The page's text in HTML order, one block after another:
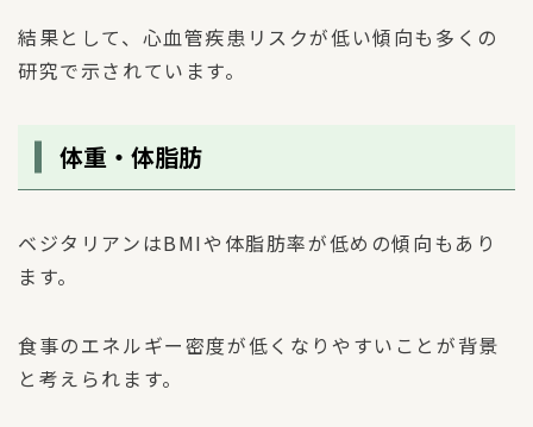
結果として、心血管疾患リスクが低い傾向も多くの
研究で示されています。
体重・体脂肪
ベジタリアンはBMIや体脂肪率が低めの傾向もあり
ます。
食事のエネルギー密度が低くなりやすいことが背景
と考えられます。